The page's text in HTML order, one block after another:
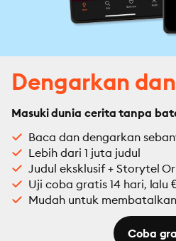
Dengarkan
Masuki dunia cerita tanpa
Baca dan dengarkan
Lebih dari 1 juta judul
Judul eksklusif + Storytel
Uji coba gratis 14 hari, lalu
Mudah untuk
Coba